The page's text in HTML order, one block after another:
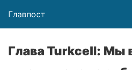
Главпост
Глава Turkcell: Мы